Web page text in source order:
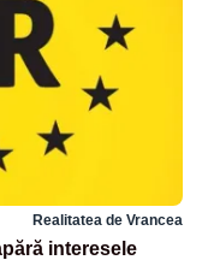
Realitatea de Vrancea
interesele